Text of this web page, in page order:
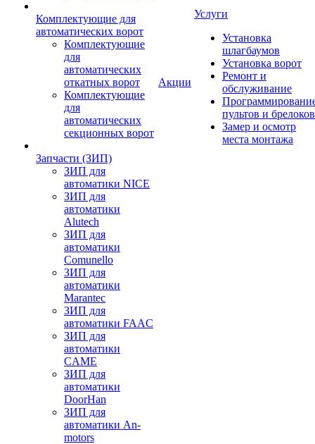
Комплектующие для
автоматических ворот
Комплектующие
для
автоматических
откатных ворот
Комплектующие
для
автоматических
секционных ворот
Запчасти (ЗИП)
ЗИП для
автоматики NICE
ЗИП для
автоматики
Alutech
ЗИП для
автоматики
Comunello
ЗИП для
автоматики
Marantec
ЗИП для
автоматики FAAC
ЗИП для
автоматики
CAME
ЗИП для
автоматики
DoorHan
ЗИП для
автоматики An-
motors
Акции
Услуги
Установка
шлагбаумов
Установка ворот
Ремонт и
обслуживание
пультов и брелоков
Замер и осмотр
места монтажа